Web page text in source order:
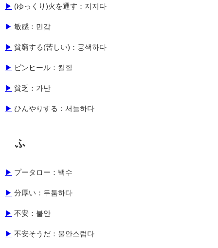
▶ (ゆっくり)火を通す：지지다
▶ 敏感：민감
▶ 貧窮する(苦しい)：궁색하다
▶ ピンヒール：킬힐
▶ 貧乏：가난
▶ ひんやりする：서늘하다
ふ
▶ プータロー：백수
▶ 分厚い：두툼하다
▶ 不安：불안
▶ 不安そうだ：불안스럽다